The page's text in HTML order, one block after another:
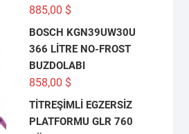
885,00 $
BOSCH KGN39UW30U
366 LİTRE NO-FROST
BUZDOLABI
858,00 $
TİTREŞİMLİ EGZERSİZ
PLATFORMU GLR 760